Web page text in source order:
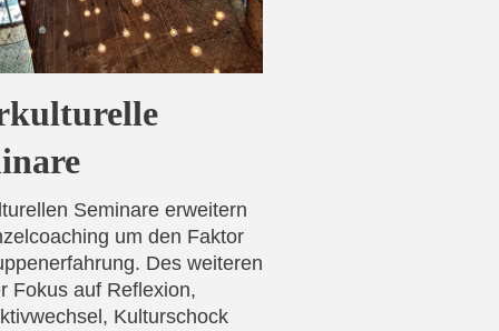
Seminare erweitern
um den Faktor
Des weiteren
Fokus auf Reflexion,
Kulturschock